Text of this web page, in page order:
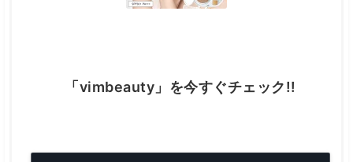
「vimbeauty」を今すぐチェック!!